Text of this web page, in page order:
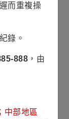
費的資產。
其資產中賺
的規模、資
本折舊攤銷
礎建設公司
而重複操
錄。
888 ，由
中部地區